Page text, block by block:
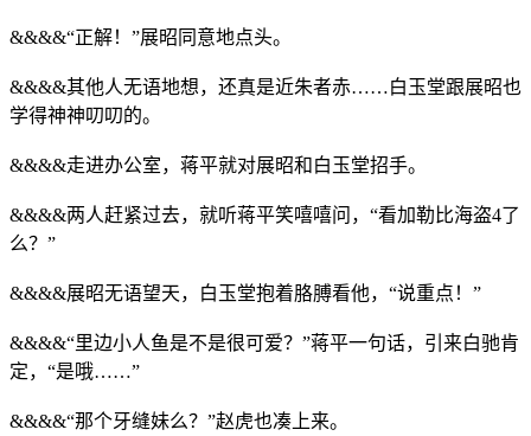
&&&&“正解！”展昭同意地点头。
&&&&其他人无语地想，还真是近朱者赤……白玉堂跟展昭也
学得神神叨叨的。
&&&&走进办公室，蒋平就对展昭和白玉堂招手。
&&&&两人赶紧过去，就听蒋平笑嘻嘻问，“看加勒比海盗4了
么？”
&&&&展昭无语望天，白玉堂抱着胳膊看他，“说重点！”
&&&&“里边小人鱼是不是很可爱？”蒋平一句话，引来白驰肯
定，“是哦……”
&&&&“那个牙缝妹么？”赵虎也凑上来。